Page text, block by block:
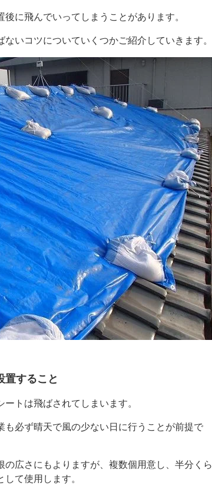
に飛んでいってしまうことがあります。
いコツについていくつかご紹介していきます。
置すること
トは飛ばされてしまいます。
も必ず晴天で風の少ない日に行うことが前提で
広さにもよりますが、複数個用意し、半分くら
て使用します。